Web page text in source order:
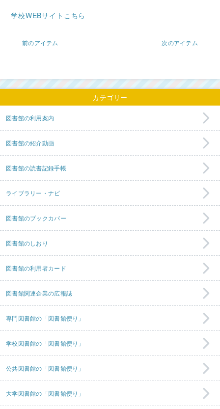
学校WEBサイトこちら
前のアイテム 次のアイテム
カテゴリー
図書館の利用案内
図書館の紹介動画
図書館の読書記録手帳
ライブラリー・ナビ
図書館のブックカバー
図書館のしおり
図書館の利用者カード
図書館関連企業の広報誌
専門図書館の「図書館便り」
学校図書館の「図書館便り」
公共図書館の「図書館便り」
大学図書館の「図書館便り」